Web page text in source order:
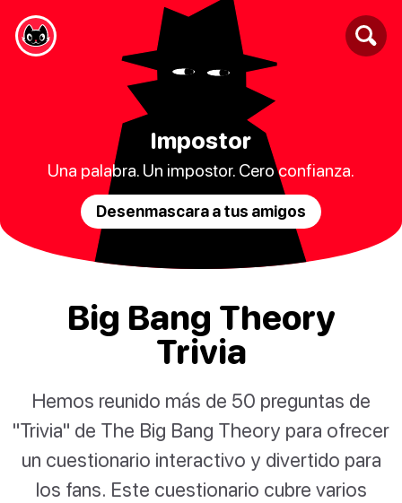
Impostor
Una palabra. Un impostor. Cero confianza.
Desenmascara a tus amigos
Big Bang Theory
Trivia
Hemos reunido más de 50 preguntas de
"Trivia" de The Big Bang Theory para ofrecer
un cuestionario interactivo y divertido para
los fans. Este cuestionario cubre varios